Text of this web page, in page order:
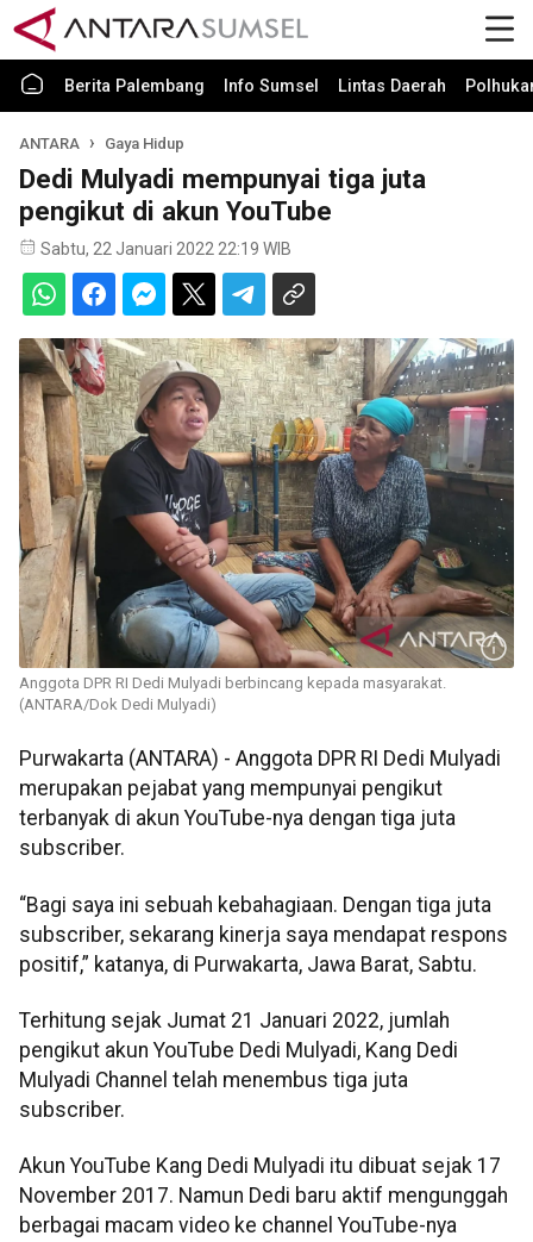
Berita Palembang Info Sumsel Lintas Daerah
ANTARA Gaya Hidup
Dedi Mulyadi mempunyai tiga juta
pengikut di akun YouTube
Sabtu, 22 Januari 2022 22:19 WIB
Anggota DPR RI Dedi Mulyadi berbincang kepada masyarakat.
(ANTARA/Dok Dedi Mulyadi)
Purwakarta (ANTARA) - Anggota DPR RI Dedi Mulyadi
merupakan pejabat yang mempunyai pengikut
terbanyak di akun YouTube-nya dengan tiga juta
subscriber.
“Bagi saya ini sebuah kebahagiaan. Dengan tiga juta
subscriber, sekarang kinerja saya mendapat respons
positif,” katanya, di Purwakarta, Jawa Barat, Sabtu.
Terhitung sejak Jumat 21 Januari 2022, jumlah
pengikut akun YouTube Dedi Mulyadi, Kang Dedi
Mulyadi Channel telah menembus tiga juta
subscriber.
Akun YouTube Kang Dedi Mulyadi itu dibuat sejak 17
November 2017. Namun Dedi baru aktif mengunggah
berbagai macam video ke channel YouTube-nya